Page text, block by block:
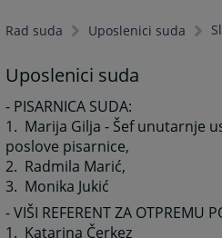
Rad suda Uposlenici suda
Uposlenici suda
- PISARNICA SUDA:
1. Marija Gilja - Šef unutarnje
poslove pisarnice,
2. Radmila Marić,
3. Monika Jukić
- VIŠI REFERENT ZA OTPREMU
1. Katarina Čerkez